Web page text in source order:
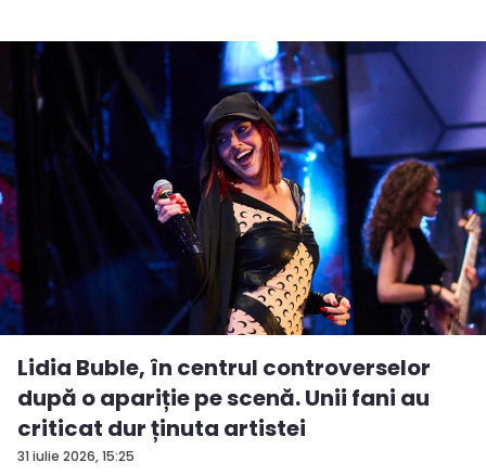
31 iulie 2026, 15:25
Lidia Buble, în centrul controverselor
după o apariție pe scenă. Unii fani au
criticat dur ținuta artistei